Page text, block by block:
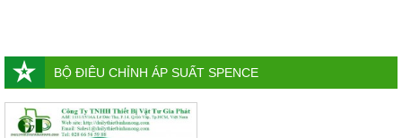
BỘ ĐIÊU CHỈNH ÁP SUẤT SPENCE